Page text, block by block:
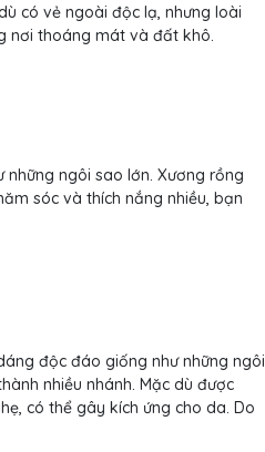
có vẻ ngoài độc lạ, nhưng loài
nơi thoáng mát và đất khô.
ngôi sao lớn. Xương rồng
sóc và thích nắng nhiều, bạn
độc đáo giống như những ngôi
nhiều nhánh. Mặc dù được
có thể gây kích ứng cho da. Do